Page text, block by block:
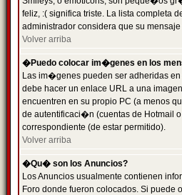
feliz, :( significa triste. La lista completa
administrador considera que su
Volver arriba
�Puedo colocar im�genes en los
Las im�genes pueden ser adheridas
debe hacer un enlace URL a una
encuentren en su propio PC (a menos
de autentificaci�n (cuentas de Hotmail
correspondiente (de estar permitido).
Volver arriba
�Qu� son los Anuncios?
Los Anuncios usualmente contienen
Foro donde fueron colocados. Si